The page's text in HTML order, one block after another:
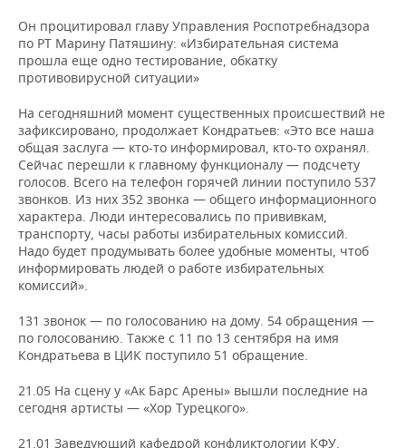
Он процитировал главу Управления Роспотребнадзора
по РТ Марину Патяшину: «Избирательная система
прошла еще одно тестирование, обкатку
противовирусной ситуации»
На сегодняшний момент существенных происшествий не
зафиксировано, продолжает Кондратьев: «Это все наша
общая заслуга — кто-то информировал, кто-то охранял.
Сейчас перешли к главному функционалу — подсчету
голосов. Всего на телефон горячей линии поступило 537
звонков. Из них 352 звонка — общего информационного
характера. Люди интересовались по прививкам,
транспорту, часы работы избирательных комиссий.
Надо будет продумывать более удобные моменты, чтоб
информировать людей о работе избирательных
комиссий».
131 звонок — по голосованию на дому. 54 обращения —
по голосованию. Также с 11 по 13 сентября на имя
Кондратьева в ЦИК поступило 51 обращение.
21.05 На сцену у «Ак Барс Арены» вышли последние на
сегодня артисты — «Хор Турецкого».
21.01 Заведующий кафедрой конфликтологии КФУ,